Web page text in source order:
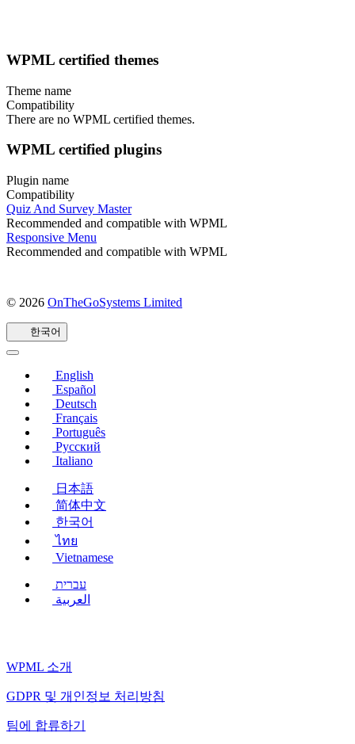
WPML certified themes
Theme name
Compatibility
There are no WPML certified themes.
WPML certified plugins
Plugin name
Compatibility
Quiz And Survey Master
Recommended and compatible with WPML
Responsive Menu
Recommended and compatible with WPML
© 2026 OnTheGoSystems Limited
한국어
English
Español
Deutsch
Français
Português
Русский
Italiano
日本語
简体中文
한국어
ไทย
Vietnamese
עברית
العربية
WPML 소개
GDPR 및 개인정보 처리방침
팀에 합류하기